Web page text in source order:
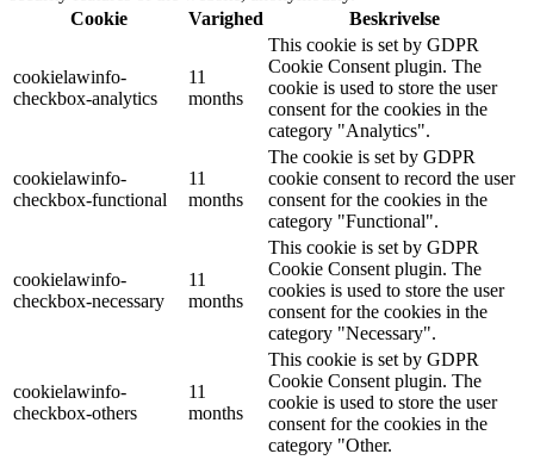
Cookie
Varighed Beskrivelse
cookielawinfo-
checkbox-analytics
11
months
This cookie is set by GDPR
Cookie Consent plugin. The
cookie is used to store the user
consent for the cookies in the
category "Analytics".
cookielawinfo-
checkbox-functional
11
months
The cookie is set by GDPR
cookie consent to record the user
consent for the cookies in the
category "Functional".
cookielawinfo-
checkbox-necessary
11
months
This cookie is set by GDPR
Cookie Consent plugin. The
cookies is used to store the user
consent for the cookies in the
category "Necessary".
cookielawinfo-
checkbox-others
11
months
This cookie is set by GDPR
Cookie Consent plugin. The
cookie is used to store the user
consent for the cookies in the
category "Other.